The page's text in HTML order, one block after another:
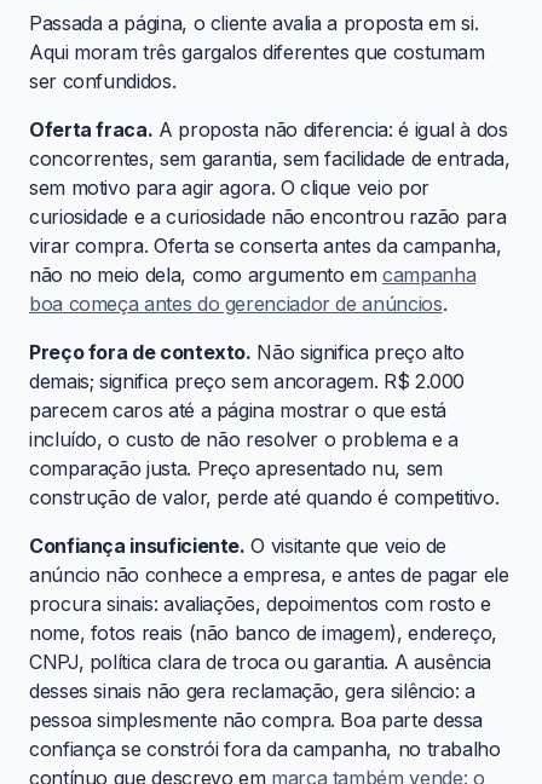
Passada a página, o cliente avalia a proposta em si.
Aqui moram três gargalos diferentes que costumam
ser confundidos.
Oferta fraca. A proposta não diferencia: é igual à dos
concorrentes, sem garantia, sem facilidade de entrada,
sem motivo para agir agora. O clique veio por
curiosidade e a curiosidade não encontrou razão para
virar compra. Oferta se conserta antes da campanha,
não no meio dela, como argumento emcampanha
boa começa antes do gerenciador de anúncios.
Preço fora de contexto. Não significa preço alto
demais; significa preço sem ancoragem. R$ 2.000
parecem caros até a página mostrar o que está
incluído, o custo de não resolver o problema e a
comparação justa. Preço apresentado nu, sem
construção de valor, perde até quando é competitivo.
Confiança insuficiente. O visitante que veio de
anúncio não conhece a empresa, e antes de pagar ele
procura sinais: avaliações, depoimentos com rosto e
nome, fotos reais (não banco de imagem), endereço,
CNPJ, política clara de troca ou garantia. A ausência
desses sinais não gera reclamação, gera silêncio: a
pessoa simplesmente não compra. Boa parte dessa
confiança se constrói fora da campanha, no trabalho
contínuo que descrevo em marca também vende: o